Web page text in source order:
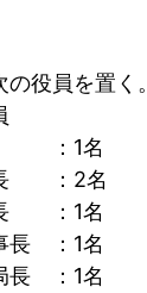
役員を置く。
：1名
：2名
：1名
長 ：1名
長 ：1名